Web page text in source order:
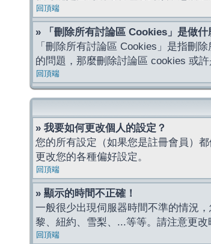
回頂端
» 「刪除所有討論區 Cookies」是做什
「刪除所有討論區 Cookies」是指刪
的問題，那麼刪除討論區 cookies 或許
回頂端
» 我要如何更改個人的設定？
您的所有設定（如果您是註冊會員）
更改您的各種偏好設定。
回頂端
» 顯示的時間不正確！
一般很少出現伺服器時間不準的情況
黎、紐約、雪梨、...等等。請注意更
回頂端